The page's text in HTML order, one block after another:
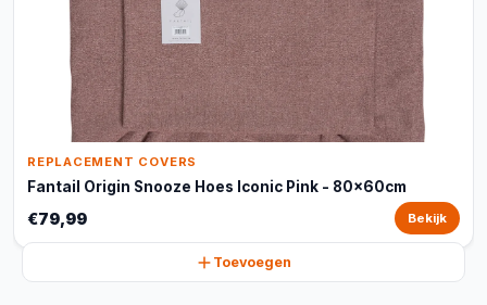
REPLACEMENT COVERS
Fantail Origin Snooze Hoes Iconic Pink - 80x60cm
€79,99 Bekijk
Toevoegen